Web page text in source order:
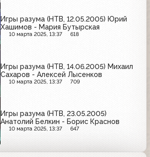
Игры разума (НТВ, 12.05.2005) Юрий
Хашимов - Мария Бутырская
10 марта 2025, 13:37 618
Игры разума (НТВ, 14.06.2005) Михаил
Сахаров - Алексей Лысенков
10 марта 2025, 13:37 709
Игры разума (НТВ, 23.05.2005)
Анатолий Белкин - Борис Краснов
10 марта 2025, 13:37 647